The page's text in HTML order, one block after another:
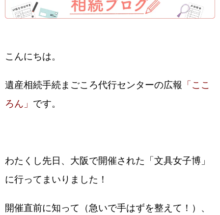
こんにちは。
遺産相続手続まごころ代行センターの広報 「ここ
ろん」 です。
わたくし先日、大阪で開催された「文具女子博」
に行ってまいりました！
開催直前に知って（急いで手はずを整えて！）、